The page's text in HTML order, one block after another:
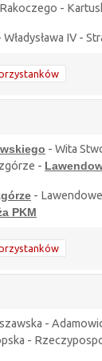
-
Władysława IV -
- Wita
-
-
PKM
-
-